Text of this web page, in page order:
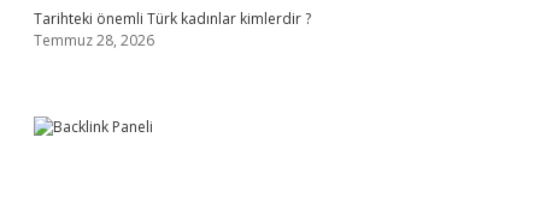
Tarihteki önemli Türk kadınlar kimlerdir ?
Temmuz 28, 2026